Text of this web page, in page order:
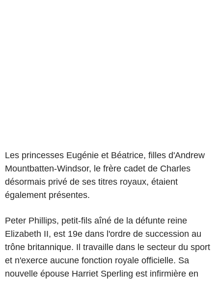
Les princesses Eugénie et Béatrice, filles d'Andrew
Mountbatten-Windsor, le frère cadet de Charles
désormais privé de ses titres royaux, étaient
également présentes.
Peter Phillips, petit-fils aîné de la défunte reine
Elizabeth II, est 19e dans l'ordre de succession au
trône britannique. Il travaille dans le secteur du sport
et n'exerce aucune fonction royale officielle. Sa
nouvelle épouse Harriet Sperling est infirmière en